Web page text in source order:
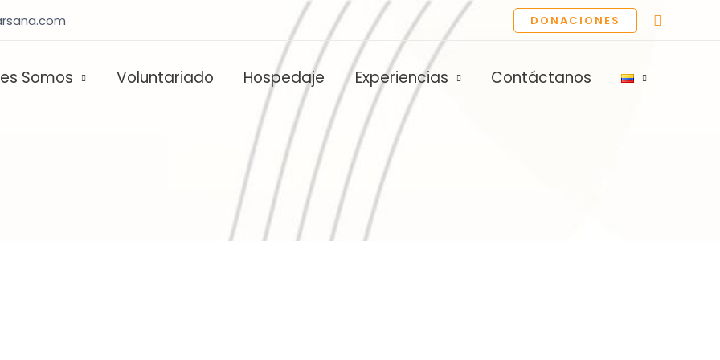
DONACIONES Buscar
Somos Voluntariado Hospedaje Experiencias Contáctanos